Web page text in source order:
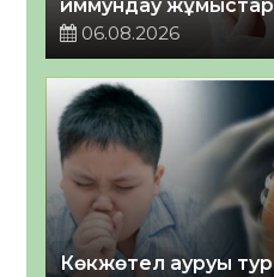
иммундау
06.08.2026
Көкжөтел ауруы